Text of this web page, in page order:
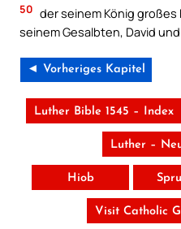
50 der seinem König
seinem Gesalbten, David
◄ Vorheriges Kapitel
Luther Bible 1545 – Index
Luther –
Hiob
Visit Catholic